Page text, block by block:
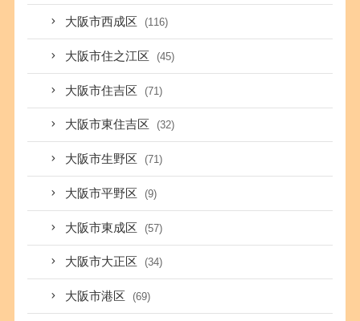
大阪市西成区 (116)
大阪市住之江区 (45)
大阪市住吉区 (71)
大阪市東住吉区 (32)
大阪市生野区 (71)
大阪市平野区 (9)
大阪市東成区 (57)
大阪市大正区 (34)
大阪市港区 (69)